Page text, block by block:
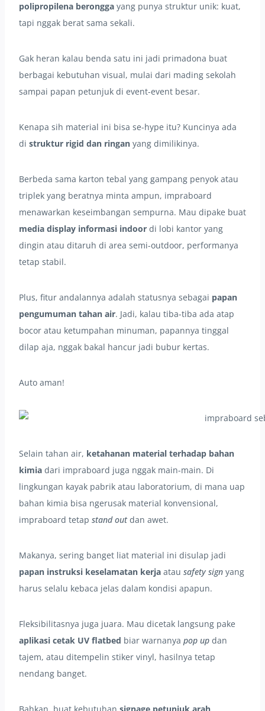
polipropilena berongga yang punya struktur unik: kuat,
tapi nggak berat sama sekali.
Gak heran kalau benda satu ini jadi primadona buat
berbagai kebutuhan visual, mulai dari mading sekolah
sampai papan petunjuk di event-event besar.
Kenapa sih material ini bisa se-hype itu? Kuncinya ada
di struktur rigid dan ringan yang dimilikinya.
Berbeda sama karton tebal yang gampang penyok atau
triplek yang beratnya minta ampun, impraboard
menawarkan keseimbangan sempurna. Mau dipake buat
media display informasi indoor di lobi kantor yang
dingin atau ditaruh di area semi-outdoor, performanya
tetap stabil.
Plus, fitur andalannya adalah statusnya sebagai papan
pengumuman tahan air. Jadi, kalau tiba-tiba ada atap
bocor atau ketumpahan minuman, papannya tinggal
dilap aja, nggak bakal hancur jadi bubur kertas.
Auto aman!
Selain tahan air, ketahanan material terhadap bahan
kimia dari impraboard juga nggak main-main. Di
lingkungan kayak pabrik atau laboratorium, di mana uap
bahan kimia bisa ngerusak material konvensional,
impraboard tetap stand outdan awet.
Makanya, sering banget liat material ini disulap jadi
papan instruksi keselamatan kerja atau safety sign yang
harus selalu kebaca jelas dalam kondisi apapun.
Fleksibilitasnya juga juara. Mau dicetak langsung pake
aplikasi cetak UV flatbed biar warnanya pop up dan
tajem, atau ditempelin stiker vinyl, hasilnya tetap
nendang banget.